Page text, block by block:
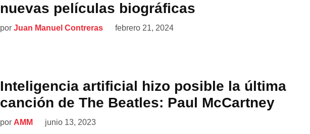
nuevas películas biográficas
por Juan Manuel Contreras febrero 21, 2024
Inteligencia artificial hizo posible la última
canción de The Beatles: Paul McCartney
por AMM junio 13, 2023